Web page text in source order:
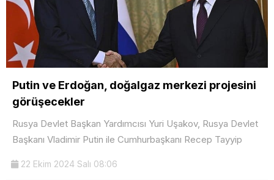
Putin ve Erdoğan, doğalgaz merkezi projesini
görüşecekler
Rusya Devlet Başkan Yardımcısı Yuri Uşakov, Rusya Devlet
Başkanı Vladimir Putin ile Cumhurbaşkanı Recep Tayyip
22 Ekim 2024 Salı 08:06